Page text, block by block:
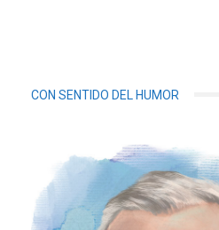
CON SENTIDO DEL HUMOR